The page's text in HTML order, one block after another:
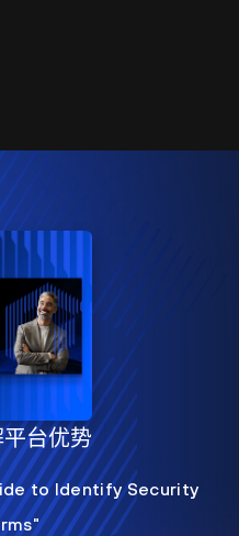
台优势
to Identify Security